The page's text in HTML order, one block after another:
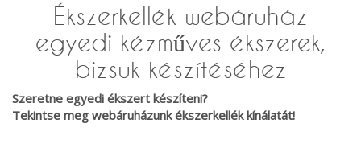
Ékszerkellék webáruház
egyedi kézműves ékszerek,
bizsuk készítéséhez
Szeretne egyedi ékszert készíteni?
Tekintse meg webáruházunk ékszerkellék kínálatát!